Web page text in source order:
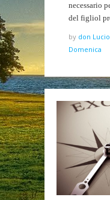
necessario
del figliol
by don
Domenica